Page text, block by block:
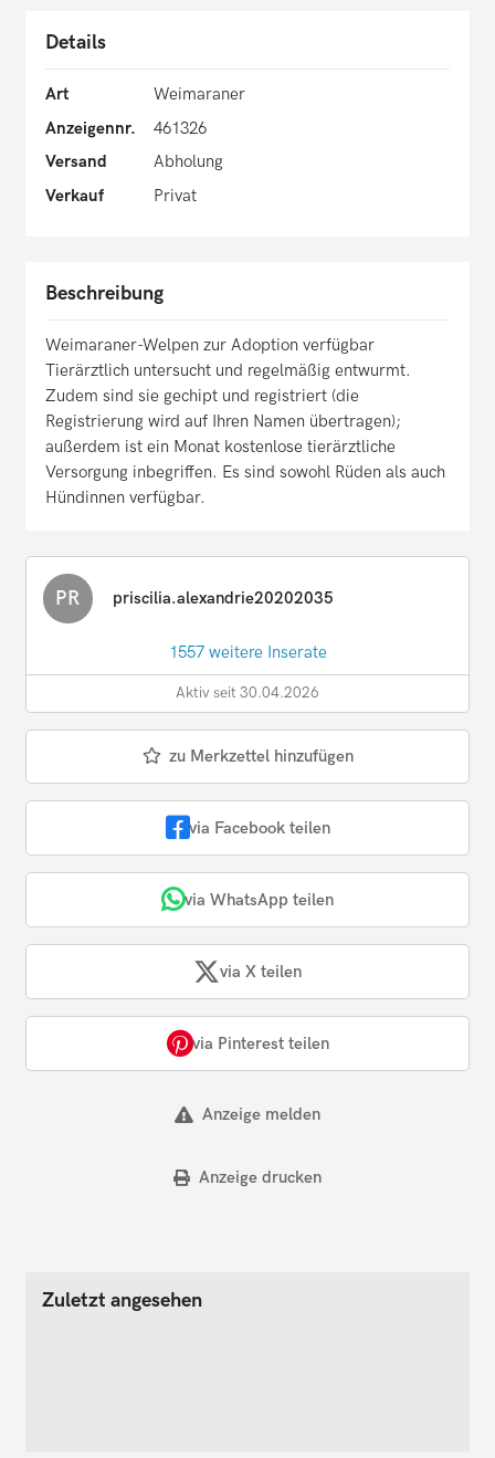
Details
Art
Weimaraner
Anzeigennr.
461326
Versand
Abholung
Verkauf
Privat
Beschreibung
Weimaraner-Welpen zur Adoption verfügbar
Tierärztlich untersucht und regelmäßig entwurmt.
Zudem sind sie gechipt und registriert (die
Registrierung wird auf Ihren Namen übertragen);
außerdem ist ein Monat kostenlose tierärztliche
Versorgung inbegriffen. Es sind sowohl Rüden als auch
Hündinnen verfügbar.
PR priscilia.alexandrie20202035
1557 weitere Inserate
Aktiv seit 30.04.2026
zu Merkzettel hinzufügen
via Facebook teilen
via WhatsApp teilen
via X teilen
via Pinterest teilen
Anzeige melden
Anzeige drucken
Zuletzt angesehen